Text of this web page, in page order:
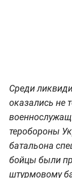
Среди
оказались не
теробороны
батальона
бойцы были
штурмовому